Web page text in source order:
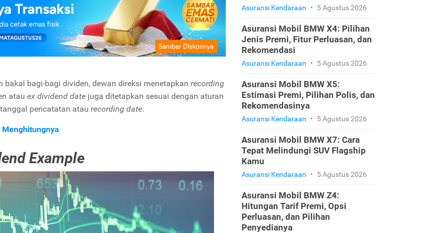
bagi-bagi dividen, dewan direksi menetapkan recording
atau ex dividend date juga ditetapkan sesuai dengan aturan
pencatatan atau recording date.
Menghitungnya
Example
Asuransi Kendaraan • 5 Agustus 2026
Asuransi Mobil BMW X4: Pilihan
Jenis Premi, Fitur Perluasan, dan
Rekomendasi
Asuransi Kendaraan • 5 Agustus 2026
Asuransi Mobil BMW X5:
Estimasi Premi, Pilihan Polis, dan
Rekomendasinya
Asuransi Kendaraan • 5 Agustus 2026
Asuransi Mobil BMW X7: Cara
Tepat Melindungi SUV Flagship
Kamu
Asuransi Kendaraan • 5 Agustus 2026
Asuransi Mobil BMW Z4:
Hitungan Tarif Premi, Opsi
Perluasan, dan Pilihan
Penyedianya